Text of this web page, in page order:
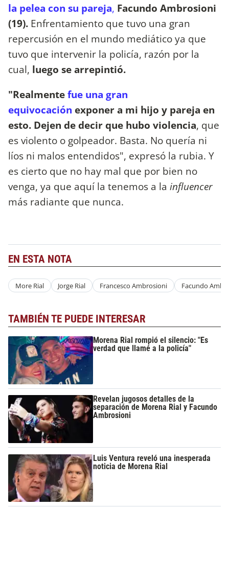
la pelea con su pareja, Facundo Ambrosioni
(19). Enfrentamiento que tuvo una gran
repercusión en el mundo mediático ya que
tuvo que intervenir la policía, razón por la
cual, luego se arrepintió.
"Realmentefue una gran
equivocación exponer a mi hijo y pareja en
esto. Dejen de decir que hubo violencia, que
es violento o golpeador. Basta. No quería ni
líos ni malos entendidos", expresó la rubia. Y
es cierto que no hay mal que por bien no
venga, ya que aquí la tenemos a la influencer
más radiante que nunca.
EN ESTA NOTA
More Rial Jorge Rial Francesco Ambrosioni Facundo
TAMBIÉN TE PUEDE INTERESAR
Morena Rial rompió el silencio: "Es
verdad que llamé a la policía"
Revelan jugosos detalles de la
separación de Morena Rial y Facundo
Ambrosioni
Luis Ventura reveló una inesperada
noticia de Morena Rial